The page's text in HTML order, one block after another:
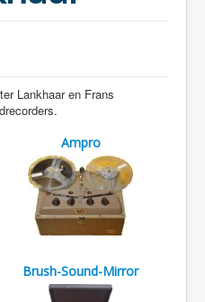
Bandrecorders
Lankhaar en Frans
Ampro
Brush-Sound-Mirror